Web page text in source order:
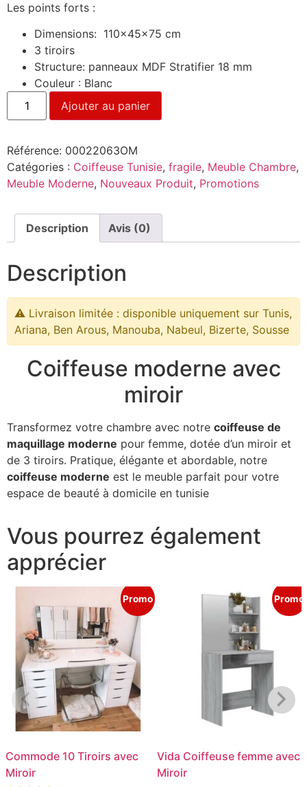
Les points forts :
Dimensions: 110x45x75 cm
3 tiroirs
Structure: panneaux MDF Stratifier 18 mm
Couleur : Blanc
Ajouter au panier
Référence: 00022063OM
Catégories : Coiffeuse Tunisie, fragile, Meuble Chambre,
Meuble Moderne, Nouveaux Produit, Promotions
Description Avis (0)
Description
⚠️ Livraison limitée : disponible uniquement sur Tunis,
Ariana, Ben Arous, Manouba, Nabeul, Bizerte, Sousse
Coiffeuse moderne avec
miroir
Transformez votre chambre avec notre coiffeuse de
maquillage moderne pour femme, dotée d’un miroir et
de 3 tiroirs. Pratique, élégante et abordable, notre
coiffeuse moderne est le meuble parfait pour votre
espace de beauté à domicile en tunisie
Vous pourrez également
apprécier
Promo
Commode 10 Tiroirs avec
Miroir
Promo
Vida Coiffeuse femme avec
Miroir